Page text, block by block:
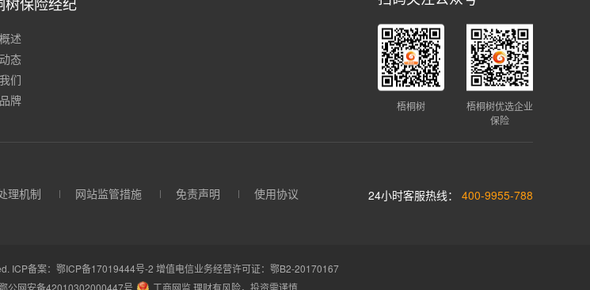
述
态
们
牌
梧桐树优选企业
保险
梧桐树
理机制 网站监管措施 免责声明 使用协议 24小时客服热线： 400-9955-788
ICP备案：鄂ICP备17019444号-2 增值电信业务经营许可证：鄂B2-20170167
公网安备42010302000447号 工商网监 理财有风险，投资需谨慎